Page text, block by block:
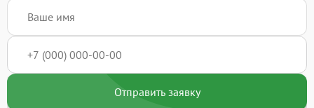
Отправить заявку